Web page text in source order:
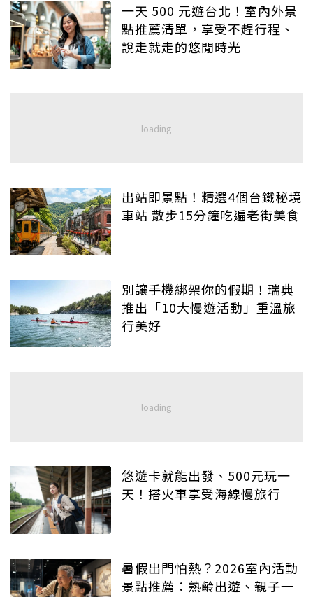
一天 500 元遊台北！室內外景
點推薦清單，享受不趕行程、
說走就走的悠閒時光
出站即景點！精選4個台鐵秘境
車站 散步15分鐘吃遍老街美食
別讓手機綁架你的假期！瑞典
推出「10大慢遊活動」重溫旅
行美好
悠遊卡就能出發、500元玩一
天！搭火車享受海線慢旅行
暑假出門怕熱？2026室內活動
景點推薦：熟齡出遊、親子一